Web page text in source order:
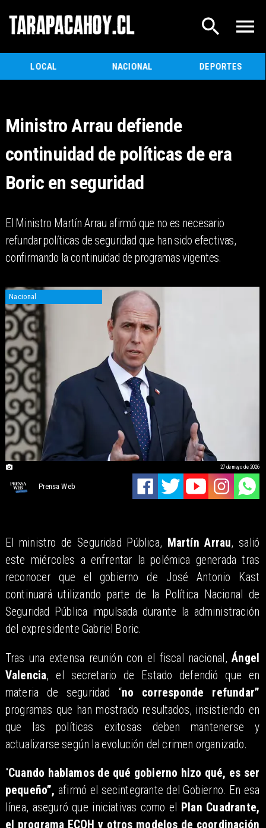
LOCAL NACIONAL DEPORTES
Ministro Arrau defiende
continuidad de políticas de era
Boric en seguridad
El Ministro Martín Arrau afirmó que no es necesario
refundar políticas de seguridad que han sido efectivas,
confirmando la continuidad de programas vigentes.
Nacional
Prensa Web
27 de mayo de 2026
El ministro de Seguridad Pública, Martín Arrau, salió
este miércoles a enfrentar la polémica generada tras
reconocer que el gobierno de José Antonio Kast
continuará utilizando parte de la Política Nacional de
Seguridad Pública impulsada durante la administración
del expresidente Gabriel Boric.
Tras una extensa reunión con el fiscal nacional,Ángel
Valencia, el secretario de Estado defendió que en
materia de seguridad “no corresponde refundar”
programas que han mostrado resultados, insistiendo en
que las políticas exitosas deben mantenerse y
actualizarse según la evolución del crimen organizado.
“Cuando hablamos de qué gobierno hizo qué, es ser
pequeño”, afirmó el secintegrante del Gobierno. En esa
línea, aseguró que iniciativas como el
Plan Cuadrante,
el programa ECOH y otros modelos de coordinación